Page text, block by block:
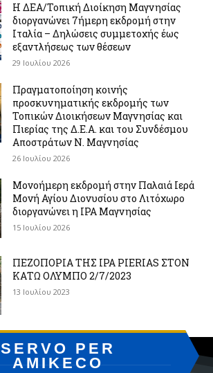
Η ΔΕΑ/Τοπική Διοίκηση Μαγνησίας
διοργανώνει 7ήμερη εκδρομή στην
Ιταλία – Δηλώσεις συμμετοχής έως
εξαντλήσεως των θέσεων
29 Ιουλίου 2026
Πραγματοποίηση κοινής
προσκυνηματικής εκδρομής των
Τοπικών Διοικήσεων Μαγνησίας και
Πιερίας της Δ.Ε.Α. και του Συνδέσμου
Αποστράτων Ν. Μαγνησίας
26 Ιουλίου 2026
Μονοήμερη εκδρομή στην Παλαιά Ιερά
Μονή Αγίου Διονυσίου στο Λιτόχωρο
διοργανώνει η IPA Μαγνησίας
15 Ιουλίου 2026
ΠΕΖΟΠΟΡΙΑ ΤΗΣ IPA PIERIAS ΣΤΟΝ
ΚΑΤΩ ΟΛΥΜΠΟ 2/7/2023
13 Ιουλίου 2023
SERVO PER
AMIKECO